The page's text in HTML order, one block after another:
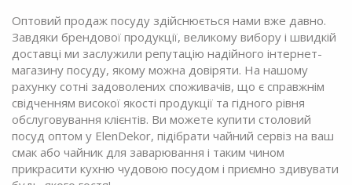
Оптовий продаж посуду здійснюється нами вже давно.
Завдяки брендової продукції, великому вибору і швидкій
доставці ми заслужили репутацію надійного інтернет-
магазину посуду, якому можна довіряти. На нашому
рахунку сотні задоволених споживачів, що є справжнім
свідченням високої якості продукції та гідного рівня
обслуговування клієнтів. Ви можете купити столовий
посуд оптом у ElenDekor, підібрати чайний сервіз на ваш
смак або чайник для заварювання і таким чином
прикрасити кухню чудовою посудом і приємно здивувати